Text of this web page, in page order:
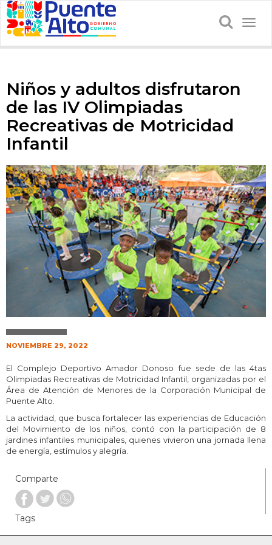
Niños y adultos disfrutaron
de las IV Olimpiadas
Recreativas de Motricidad
Infantil
NOVIEMBRE 29, 2022
El Complejo Deportivo Amador Donoso fue sede de las 4tas
Olimpiadas Recreativas de Motricidad Infantil, organizadas por el
Área de Atención de Menores de la Corporación Municipal de
Puente Alto.
La actividad, que busca fortalecer las experiencias de Educación
del Movimiento de los niños, contó con la participación de 8
jardines infantiles municipales, quienes vivieron una jornada llena
de energía, estímulos y alegría.
Comparte
Tags